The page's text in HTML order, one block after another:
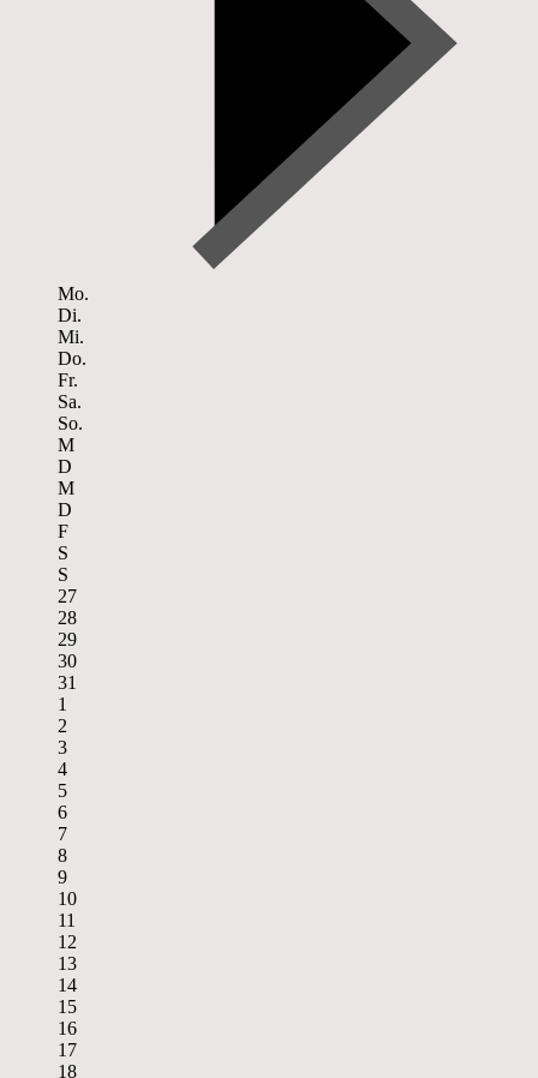
Mo.
Di.
Mi.
Do.
Fr.
Sa.
So.
M
D
M
D
F
S
S
27
28
29
30
31
1
2
3
4
5
6
7
8
9
10
11
12
13
14
15
16
17
18